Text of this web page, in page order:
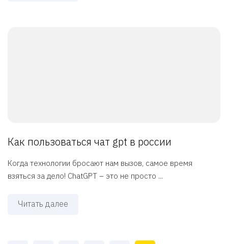
Как пользоваться чат gpt в россии
Когда технологии бросают нам вызов, самое время
взяться за дело! ChatGPT – это не просто ...
Читать далее